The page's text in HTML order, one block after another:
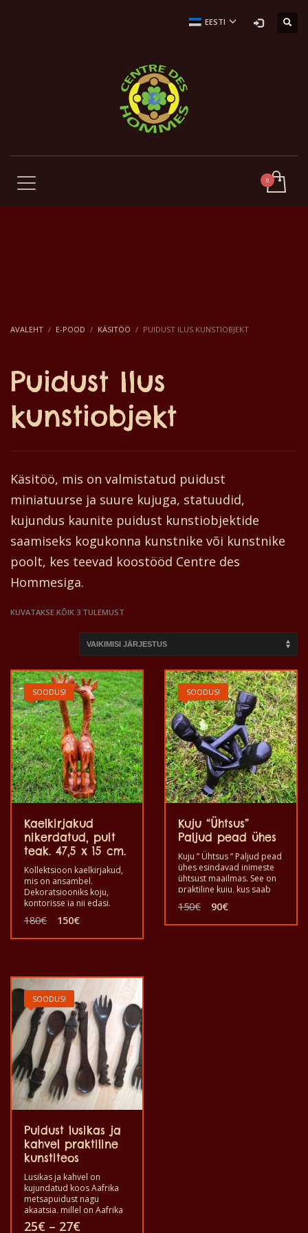
EESTI
AVALEHT E-POOD KÄSITÖÖ PUIDUST ILUS KUNSTIOBJEKT
Puidust Ilus
kunstiobjekt
Käsitöö, mis on valmistatud puidust
miniatuurse ja suure kujuga, statuudid,
kujundus kaunite puidust kunstiobjektide
saamiseks kogukonna kunstnike või kunstnike
poolt, kes teevad koostööd Centre des
Hommesiga.
KUVATAKSE KÕIK 3 TULEMUST
SOODUS!
Kaelkirjakud
nikerdatud, puit
teak. 47,5 x 15 cm.
Kollektsioon kaelkirjakud,
mis on ansambel.
Dekoratsiooniks koju,
kontorisse ja nii edasi.
tiikpuust. Pikkus on 45,5 x
laius on 15, cm.
180€ Algne
oli:
150€Praegune
on:
SOODUS!
Kuju “Ühtsus”
Paljud pead ühes
Kuju ” Ühtsus ” Paljud pead
ühes esindavad inimeste
ühtsust maailmas. See on
praktiline kuju, kus saab
kaunistada kodu või
kontorit.
150€ Algne
oli:
90€Praegune
on:
SOODUS!
Puidust lusikas ja
kahvel praktiline
kunstiteos
Lusikas ja kahvel on
kujundatud koos Aafrika
metsapuidust nagu
akaatsia, millel on Aafrika
stseeni sarnane muster
25€ – 27€Hinnavahemik: